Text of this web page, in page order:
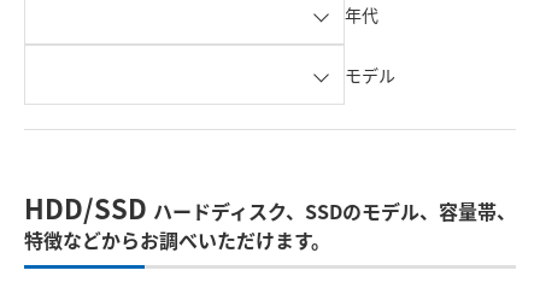
年代
モデル
HDD/SSD ハードディスク、SSDのモデル、容量帯、
特徴などからお調べいただけます。